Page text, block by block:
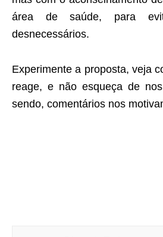
área de saúde, para
desnecessários.
Experimente a proposta, veja
reage, e não esqueça de
sendo, comentários nos